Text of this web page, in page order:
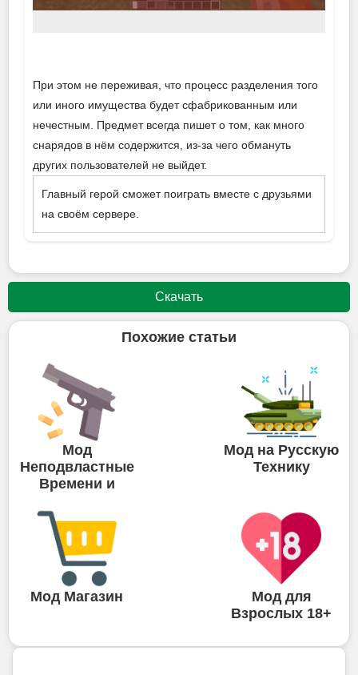
При этом не переживая, что процесс разделения того
или иного имущества будет сфабрикованным или
нечестным. Предмет всегда пишет о том, как много
снарядов в нём содержится, из-за чего обмануть
других пользователей не выйдет.
Главный герой сможет поиграть вместе с друзьями
на своём сервере.
Скачать
Похожие статьи
Мод
Неподвластные
Времени и
Мод на Русскую
Технику
Мод Магазин
Мод для
Взрослых 18+